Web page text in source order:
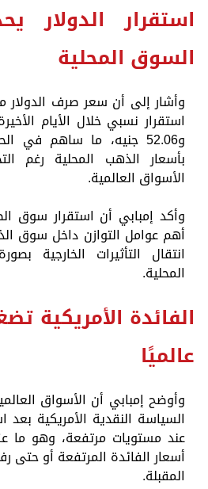
استقرار الدولار
السوق المحلية
وأشار إلى أن سعر صرف الدولار
و52.06 جنيه، ما ساهم في
بأسعار الذهب المحلية رغم
الأسواق العالمية.
وأكد إمبابي أن استقرار سوق
أهم عوامل التوازن داخل سوق
انتقال التأثيرات الخارجية
المحلية.
الفائدة الأمريكية
عالميًا
وأوضح إمبابي أن الأسواق
السياسة النقدية الأمريكية بعد
عند مستويات مرتفعة، وهو ما
أسعار الفائدة المرتفعة أو حتى
المقبلة.